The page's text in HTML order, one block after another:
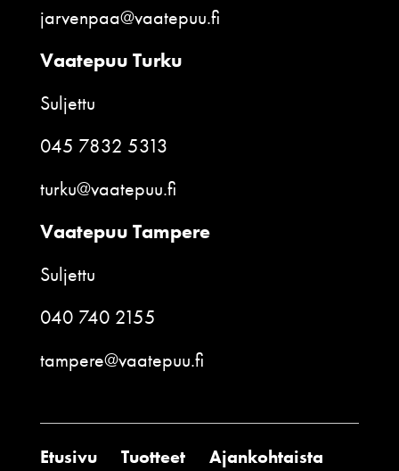
jarvenpaa@vaatepuu.fi
Vaatepuu Turku
Suljettu
045 7832 5313
turku@vaatepuu.fi
Vaatepuu Tampere
Suljettu
040 740 2155
tampere@vaatepuu.fi
Etusivu Tuotteet
Ajankohtaista